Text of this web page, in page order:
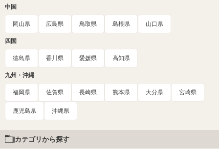
中国
岡山県 広島県 鳥取県 島根県 山口県
四国
徳島県 香川県 愛媛県 高知県
九州・沖縄
福岡県 佐賀県 長崎県 熊本県 大分県 宮崎県
鹿児島県 沖縄県
カテゴリから探す